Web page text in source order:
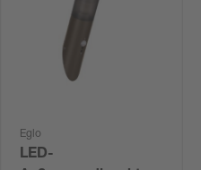
Eglo
LED-